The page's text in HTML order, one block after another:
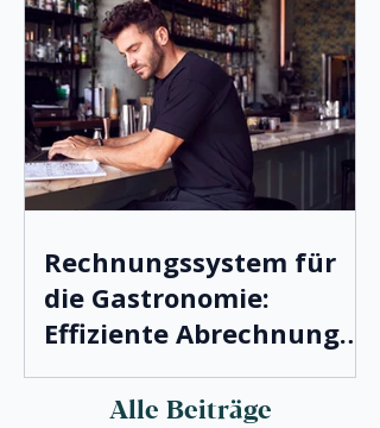
Rechnungssystem für
die Gastronomie:
Effiziente Abrechnung
leicht gemacht
Alle Beiträge